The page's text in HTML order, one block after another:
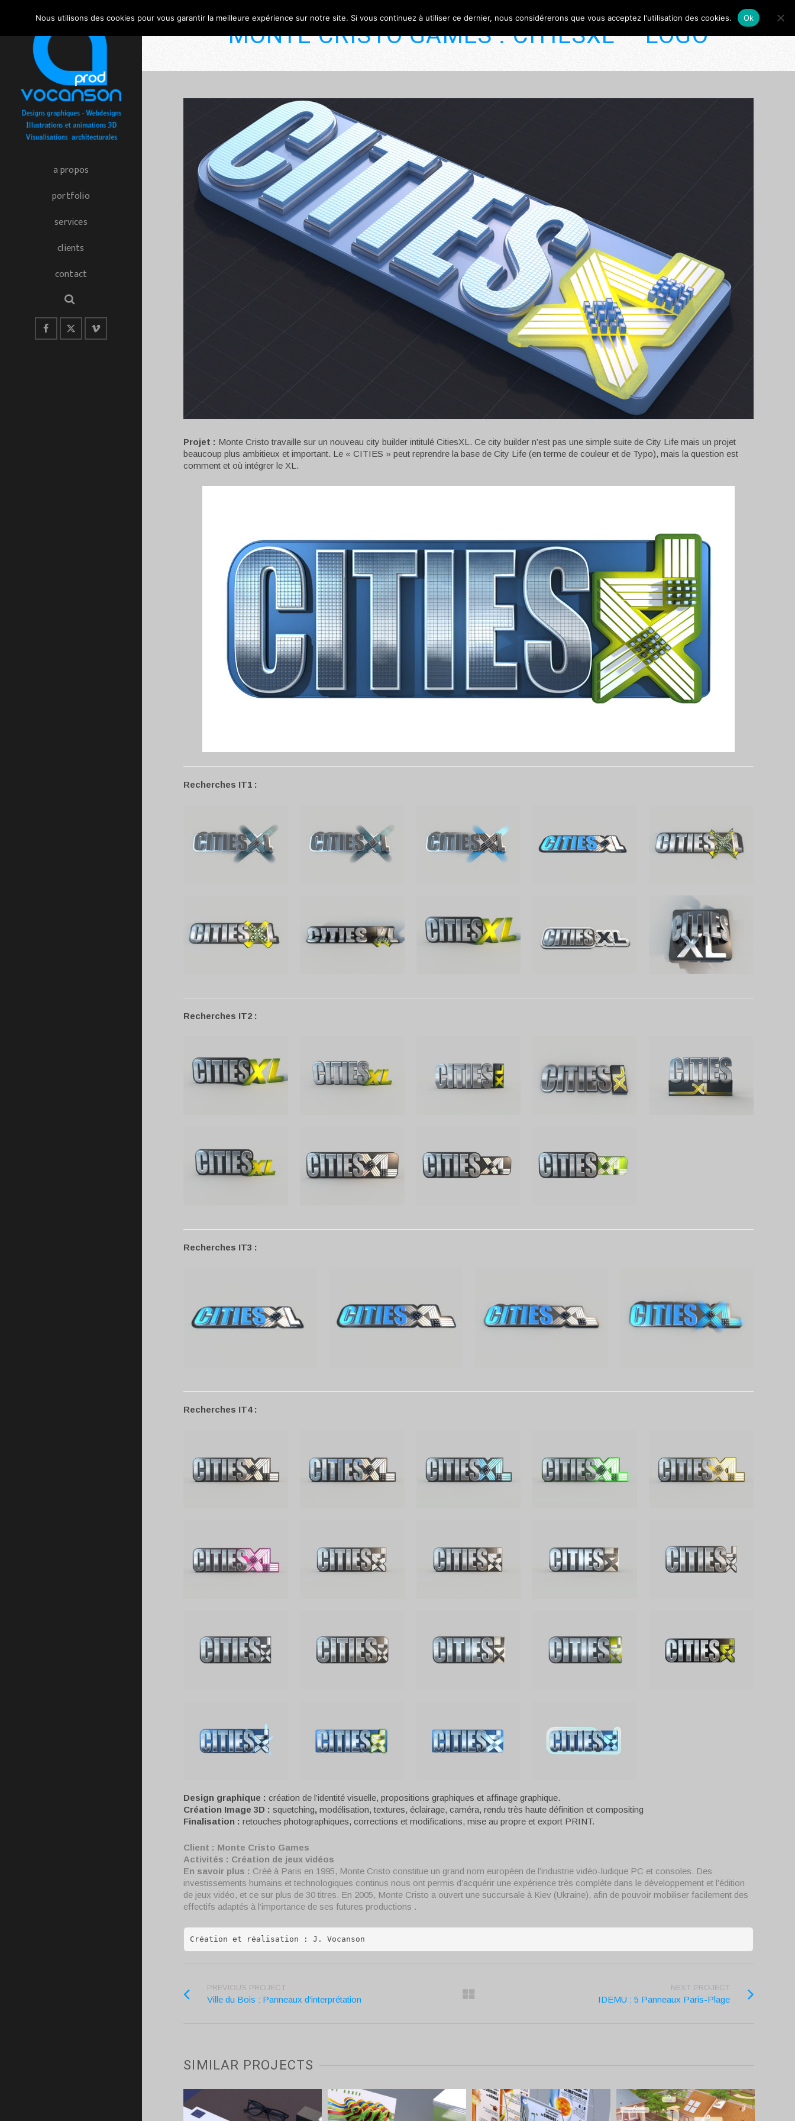
a propos
portfolio
services
clients
contact
MONTE CRISTO GAMES : CITIESXL – LOGO
Projet : Monte Cristo travaille sur un nouveau city builder intitulé CitiesXL. Ce city builder n’est pas une simple suite de City Life mais un projet
beaucoup plus ambitieux et important. Le « CITIES » peut reprendre la base de City Life (en terme de couleur et de Typo), mais la question est
comment et où intégrer le XL.
Recherches IT1 :
Recherches IT2 :
Recherches IT3 :
Recherches IT4 :
Design graphique :création de l’identité visuelle, propositions graphiques et affinage graphique.
Création Image 3D :squetching,modélisation, textures, éclairage, caméra, rendu très haute définition et compositing
Finalisation :retouches photographiques, corrections et modifications, mise au propre et export PRINT.
Client : Monte Cristo Games
Activités : Création de jeux vidéos
En savoir plus : Créé à Paris en 1995, Monte Cristo constitue un grand nom européen de l’industrie vidéo-ludique PC et consoles. Des
investissements humains et technologiques continus nous ont permis d’acquérir une expérience très complète dans le développement et l’édition
de jeux vidéo, et ce sur plus de 30 titres. En 2005, Monte Cristo a ouvert une succursale à Kiev (Ukraine), afin de pouvoir mobiliser facilement des
effectifs adaptés à l’importance de ses futures productions .
Création et réalisation : J. Vocanson
PREVIOUS PROJECT
Ville du Bois : Panneaux d'interprétation
NEXT PROJECT
IDEMU : 5 Panneaux Paris-Plage
SIMILAR PROJECTS
Nous utilisons des cookies pour vous garantir la meilleure expérience sur notre site. Si vous continuez à utiliser ce dernier, nous considérerons que vous acceptez l'utilisation des cookies. Ok